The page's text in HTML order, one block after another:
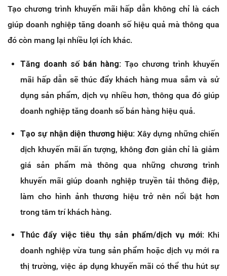
Tạo chương trình khuyến mãi hấp dẫn không chỉ là cách
giúp doanh nghiệp tăng doanh số hiệu quả mà thông qua
đó còn mang lại nhiều lợi ích khác.
Tăng doanh số bán hàng: Tạo chương trình khuyến
mãi hấp dẫn sẽ thúc đẩy khách hàng mua sắm và sử
dụng sản phẩm, dịch vụ nhiều hơn, thông qua đó giúp
doanh nghiệp tăng doanh số bán hàng hiệu quả.
Tạo sự nhận diện thương hiệu: Xây dựng những chiến
dịch khuyến mãi ấn tượng, không đơn giản chỉ là giảm
giá sản phẩm mà thông qua những chương trình
khuyến mãi giúp doanh nghiệp truyền tải thông điệp,
làm cho hình ảnh thương hiệu trở nên nổi bật hơn
trong tâm trí khách hàng.
Thúc đẩy việc tiêu thụ sản phẩm/dịch vụ mới: Khi
doanh nghiệp vừa tung sản phẩm hoặc dịch vụ mới ra
thị trường, việc áp dụng khuyến mãi có thể thu hút sự